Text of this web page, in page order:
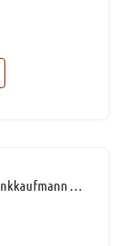
Wertpapierspezialist / Bankkaufmann Wertpapiere (Anteilsschein Operations) (m/w/d)*